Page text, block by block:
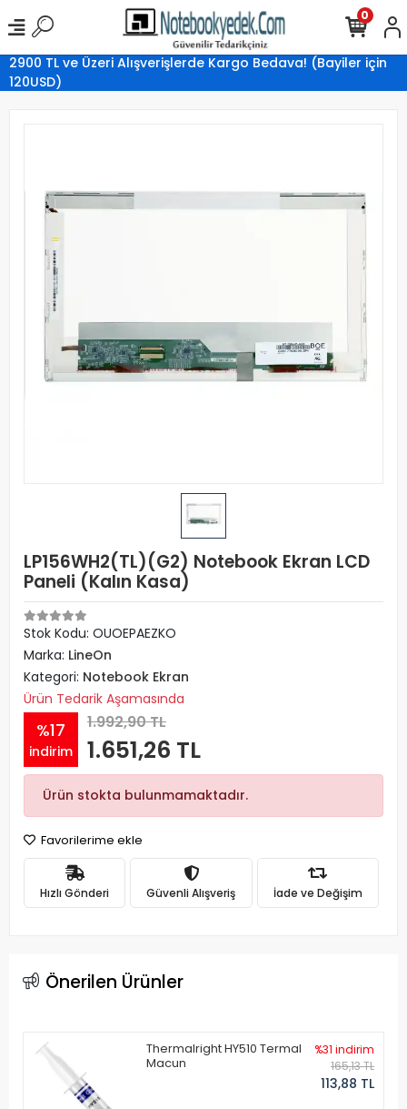
2900 TL ve Üzeri Alışverişlerde Kargo Bedava! (Bayiler için
120USD)
0
LP156WH2(TL)(G2) Notebook Ekran LCD
Paneli (Kalın Kasa)
Stok Kodu: OUOEPAEZKO
Marka: LineOn
Kategori: Notebook Ekran
Ürün Tedarik Aşamasında
%17
indirim
1.992,90 TL
1.651,26 TL
Ürün stokta bulunmamaktadır.
Favorilerime ekle
Hızlı Gönderi Güvenli Alışveriş İade ve Değişim
Önerilen Ürünler
Thermalright HY510 Termal
Macun
%31 indirim
165,13 TL
113,88 TL